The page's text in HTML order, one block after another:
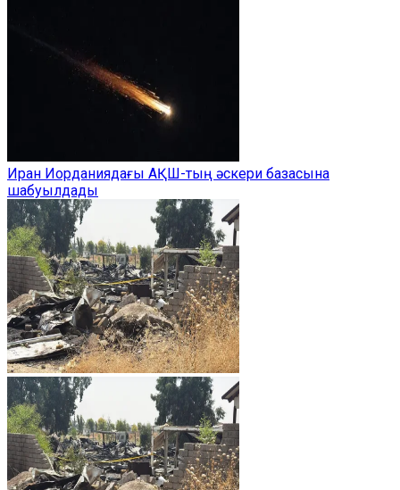
Иран Иорданиядағы АҚШ-тың әскери базасына
шабуылдады